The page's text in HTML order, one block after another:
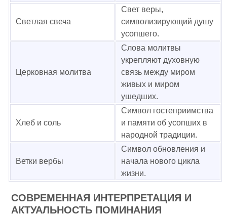
Светлая свеча
Свет веры,
символизирующий душу
усопшего.
Церковная молитва
Слова молитвы
укрепляют духовную
связь между миром
живых и миром
ушедших.
Хлеб и соль
Символ гостеприимства
и памяти об усопших в
народной традиции.
Ветки вербы
Символ обновления и
начала нового цикла
жизни.
СОВРЕМЕННАЯ ИНТЕРПРЕТАЦИЯ И
АКТУАЛЬНОСТЬ ПОМИНАНИЯ